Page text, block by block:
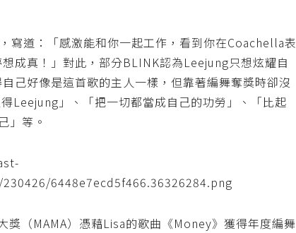
寫道：「感激能和你一起工作，看到你在Coachella表
成真！」對此，部分BLINK認為Leejung只想炫耀自
己好像是這首歌的主人一樣，但靠著編舞奪獎時卻沒
Leejung」、「把一切都當成自己的功勞」、「比起
」等。
（MAMA）憑藉Lisa的歌曲《Money》獲得年度編舞